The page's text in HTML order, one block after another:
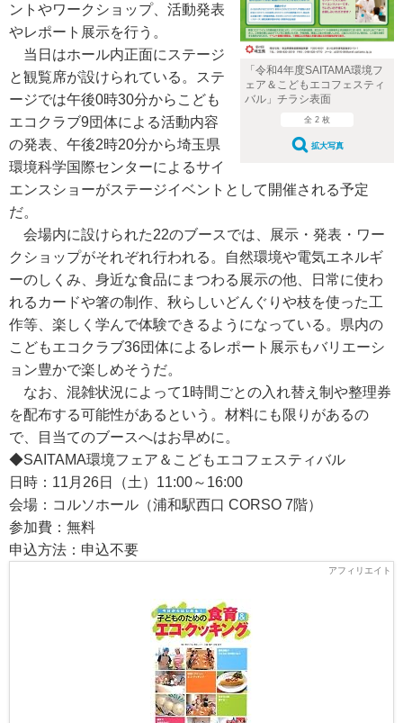
「令和4年度SAITAMA環境フ
ェア＆こどもエコフェスティ
バル」チラシ表面
全 2 枚
拡大写真
ントやワークショップ、活動発表
やレポート展示を行う。
当日はホール内正面にステージ
と観覧席が設けられている。ステ
ージでは午後0時30分からこども
エコクラブ9団体による活動内容
の発表、午後2時20分から埼玉県
環境科学国際センターによるサイ
エンスショーがステージイベントとして開催される予定
だ。
会場内に設けられた22のブースでは、展示・発表・ワー
クショップがそれぞれ行われる。自然環境や電気エネルギ
ーのしくみ、身近な食品にまつわる展示の他、日常に使わ
れるカードや箸の制作、秋らしいどんぐりや枝を使った工
作等、楽しく学んで体験できるようになっている。県内の
こどもエコクラブ36団体によるレポート展示もバリエーシ
ョン豊かで楽しめそうだ。
なお、混雑状況によって1時間ごとの入れ替え制や整理券
を配布する可能性があるという。材料にも限りがあるの
で、目当てのブースへはお早めに。
◆SAITAMA環境フェア＆こどもエコフェスティバル
日時：11月26日（土）11:00～16:00
会場：コルソホール（浦和駅西口 CORSO 7階）
参加費：無料
申込方法：申込不要